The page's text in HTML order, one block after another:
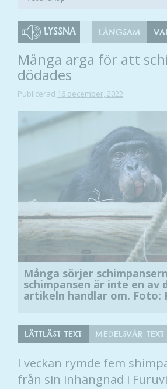
LYSSNA LÅNGSAM
Många arga för att
dödades
Publicerad 16 december, 2022
Många sörjer
schimpansen är inte en av
artikeln handlar om. Foto:
LÄTTLÄST TEXT MEDELSVÅR TEXT
I veckan rymde fem
från sin inhängnad i